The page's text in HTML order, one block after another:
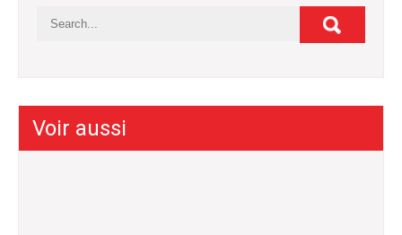
Voir aussi